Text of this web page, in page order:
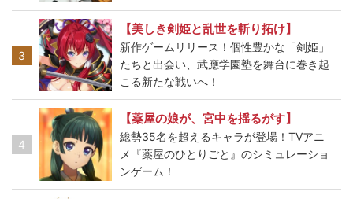
3
【美しき剣姫と乱世を斬り拓け】
新作ゲームリリース！個性豊かな「剣姫」
たちと出会い、武應学園塾を舞台に巻き起
こる新たな戦いへ！
4
【薬屋の娘が、宮中を揺るがす】
総勢35名を超えるキャラが登場！TVアニ
メ『薬屋のひとりごと』のシミュレーショ
ンゲーム！